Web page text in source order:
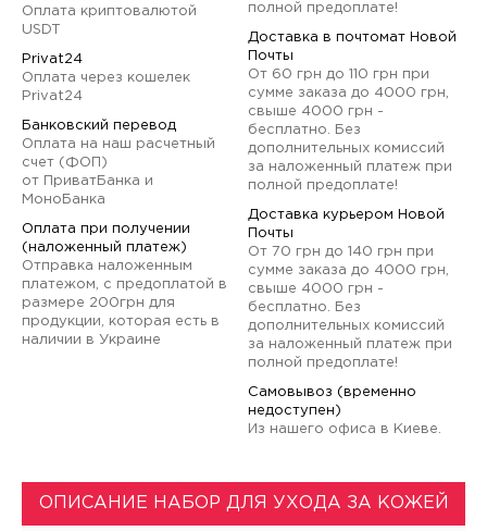
Оплата криптовалютой
USDT
Privat24
Оплата через кошелек
Privat24
Банковский перевод
Оплата на наш расчетный
счет (ФОП)
от ПриватБанка и
МоноБанка
Оплата при получении
(наложенный платеж)
Отправка наложенным
платежом, с предоплатой в
размере 200грн для
продукции, которая есть в
наличии в Украине
полной предоплате!
Доставка в почтомат Новой
Почты
От 60 грн до 110 грн при
сумме заказа до 4000 грн,
свыше 4000 грн -
бесплатно. Без
дополнительных комиссий
за наложенный платеж при
полной предоплате!
Доставка курьером Новой
Почты
От 70 грн до 140 грн при
сумме заказа до 4000 грн,
свыше 4000 грн -
бесплатно. Без
дополнительных комиссий
за наложенный платеж при
полной предоплате!
Самовывоз (временно
недоступен)
Из нашего офиса в Киеве.
ОПИСАНИЕ НАБОР ДЛЯ УХОДА ЗА КОЖЕЙ